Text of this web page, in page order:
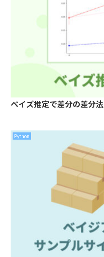
ベイズ推定で差分の差分
Python